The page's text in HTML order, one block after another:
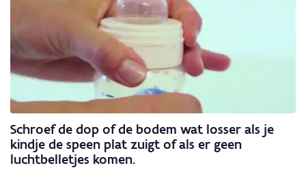
Schroef de dop of de bodem wat losser als je
kindje de speen plat zuigt of als er geen
luchtbelletjes komen.